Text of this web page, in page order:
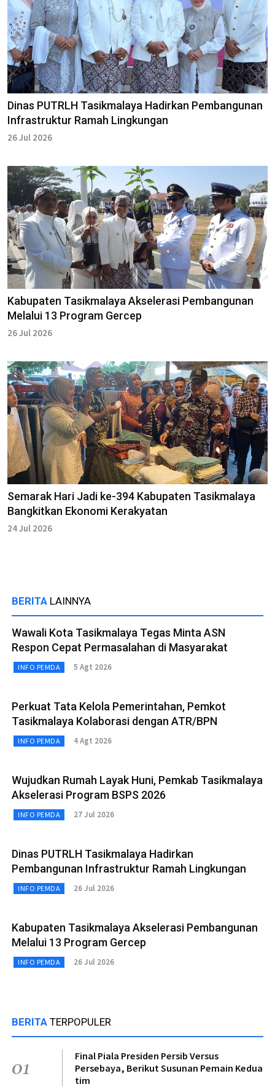
Dinas PUTRLH Tasikmalaya Hadirkan Pembangunan
Infrastruktur Ramah Lingkungan
26 Jul 2026
Kabupaten Tasikmalaya Akselerasi Pembangunan
Melalui 13 Program Gercep
26 Jul 2026
Semarak Hari Jadi ke-394 Kabupaten Tasikmalaya
Bangkitkan Ekonomi Kerakyatan
24 Jul 2026
BERITA LAINNYA
Wawali Kota Tasikmalaya Tegas Minta ASN
Respon Cepat Permasalahan di Masyarakat
INFO PEMDA 5 Agt 2026
Perkuat Tata Kelola Pemerintahan, Pemkot
Tasikmalaya Kolaborasi dengan ATR/BPN
INFO PEMDA 4 Agt 2026
Wujudkan Rumah Layak Huni, Pemkab Tasikmalaya
Akselerasi Program BSPS 2026
INFO PEMDA 27 Jul 2026
Dinas PUTRLH Tasikmalaya Hadirkan
Pembangunan Infrastruktur Ramah Lingkungan
INFO PEMDA 26 Jul 2026
Kabupaten Tasikmalaya Akselerasi Pembangunan
Melalui 13 Program Gercep
INFO PEMDA 26 Jul 2026
BERITA TERPOPULER
01
Final Piala Presiden Persib Versus
Persebaya, Berikut Susunan Pemain Kedua
tim